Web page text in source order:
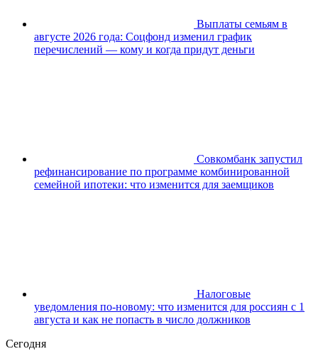
Выплаты семьям в
августе 2026 года: Соцфонд изменил график
перечислений — кому и когда придут деньги
Совкомбанк запустил
рефинансирование по программе комбинированной
семейной ипотеки: что изменится для заемщиков
Налоговые
уведомления по-новому: что изменится для россиян с 1
августа и как не попасть в число должников
Сегодня